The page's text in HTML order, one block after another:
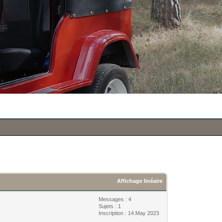
Affichage linéaire
Messages : 4
Sujets : 1
Inscription : 14.May 2023